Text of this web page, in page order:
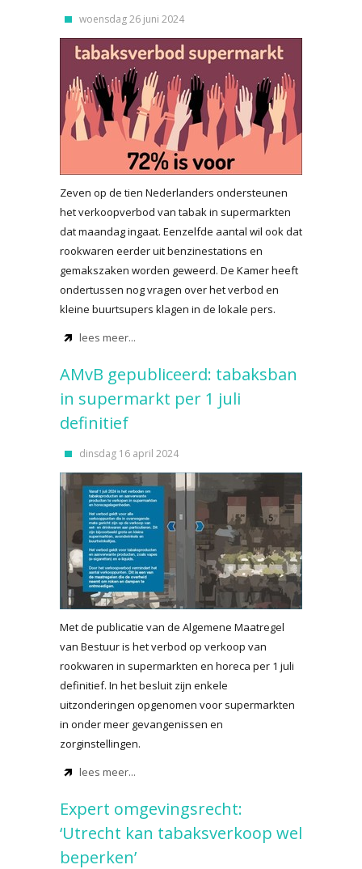
woensdag 26 juni 2024
Zeven op de tien Nederlanders ondersteunen
het verkoopverbod van tabak in supermarkten
dat maandag ingaat. Eenzelfde aantal wil ook dat
rookwaren eerder uit benzinestations en
gemakszaken worden geweerd. De Kamer heeft
ondertussen nog vragen over het verbod en
kleine buurtsupers klagen in de lokale pers.
lees meer...
AMvB gepubliceerd: tabaksban
in supermarkt per 1 juli
definitief
dinsdag 16 april 2024
Met de publicatie van de Algemene Maatregel
van Bestuur is het verbod op verkoop van
rookwaren in supermarkten en horeca per 1 juli
definitief. In het besluit zijn enkele
uitzonderingen opgenomen voor supermarkten
in onder meer gevangenissen en
zorginstellingen.
lees meer...
Expert omgevingsrecht:
‘Utrecht kan tabaksverkoop wel
beperken’